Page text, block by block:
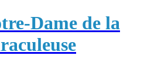
Dame de la